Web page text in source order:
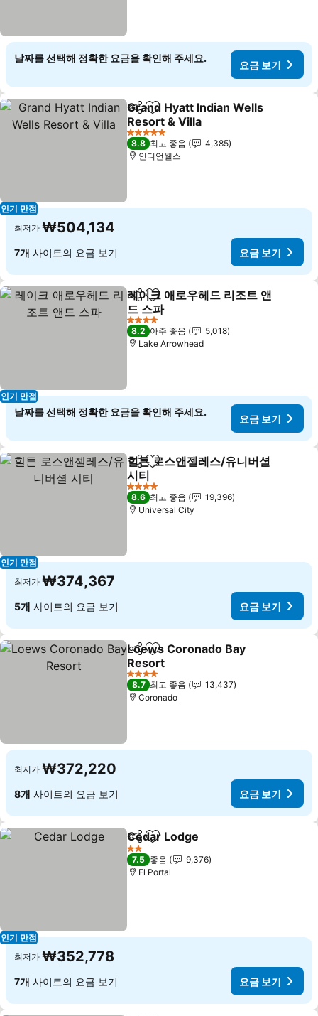
날짜를 선택해 정확한 요금을 확인해 주세요.
요금 보기
인기 만점
공유 즐겨찾기에 추가
Grand Hyatt Indian Wells
Resort & Villa
5 성급
8.8 최고 좋음
4,385
인디언웰스
최저가 ₩504,134
7개 사이트의 요금 보기 요금 보기
인기 만점
공유 즐겨찾기에 추가
레이크 애로우헤드 리조트 앤
드 스파
4 성급
8.2 아주 좋음
5,018
Lake Arrowhead
날짜를 선택해 정확한 요금을 확인해 주세요.
요금 보기
인기 만점
공유 즐겨찾기에 추가
힐튼 로스앤젤레스/유니버셜
시티
4 성급
8.6 최고 좋음
19,396
Universal City
최저가 ₩374,367
5개 사이트의 요금 보기 요금 보기
공유 즐겨찾기에 추가
Loews Coronado Bay
Resort
4 성급
8.7 최고 좋음
13,437
Coronado
최저가 ₩372,220
8개 사이트의 요금 보기 요금 보기
인기 만점
공유 즐겨찾기에 추가
Cedar Lodge
2 성급
7.5 좋음
9,376
El Portal
최저가 ₩352,778
7개 사이트의 요금 보기 요금 보기